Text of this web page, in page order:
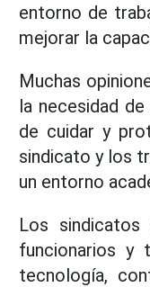
entorno de
mejorar la
Muchas
la necesidad
de cuidar y
sindicato y los
un entorno
Los
funcionarios y
tecnología,